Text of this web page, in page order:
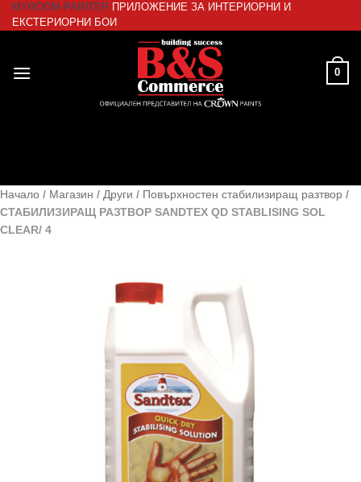
Skip
to
MYROOM-PAINTER ПРИЛОЖЕНИЕ ЗА ИНТЕРИОРНИ И
ЕКСТЕРИОРНИ БОИ
0
Начало / Магазин / Други / Повърхностен стабилизиращ разтвор /
СТАБИЛИЗИРАЩ РАЗТВОР SANDTEX QD STABLISING SOL
CLEAR/ 4